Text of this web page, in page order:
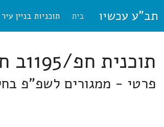
תב"ע עכשיו בית תוכניות בניין עיר
תוכנית חפ/1195ב חיפה
פרטי - ממגורים לשפ"פ